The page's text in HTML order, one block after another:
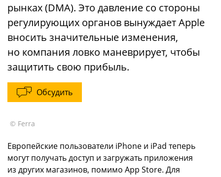
рынках (DMA). Это давление со стороны
регулирующих органов вынуждает Apple
вносить значительные изменения,
но компания ловко маневрирует, чтобы
защитить свою прибыль.
Обсудить
© Ferra
Европейские пользователи iPhone и iPad теперь
могут получать доступ и загружать приложения
из других магазинов, помимо App Store. Для